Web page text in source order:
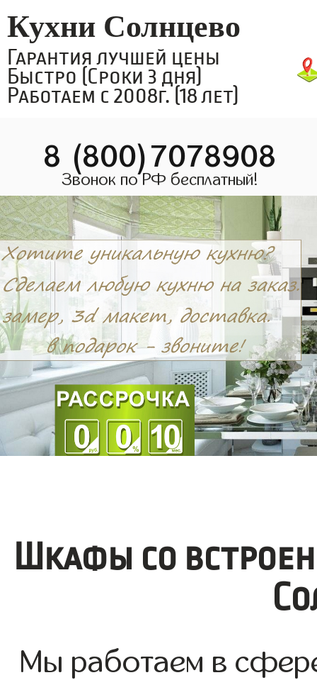
Кухни Солнцево
Гарантия лучшей цены
Быстро (Сроки 3 дня)
Работаем с 2008г. (18 лет)
8 (800)7078908
Звонок по РФ бесплатный!
Шкафы со
Мы работаем в